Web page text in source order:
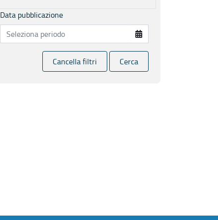
Data pubblicazione
Cancella filtri Cerca